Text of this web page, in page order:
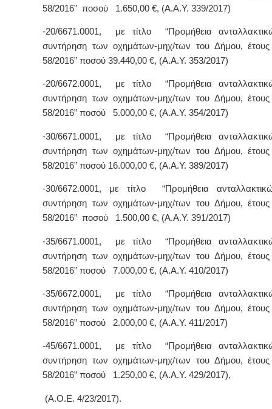
58/2016” ποσού 1.650,00 €, (Α.Α.Υ. 339/2017)
-20/6671.0001, με τίτλο “Προμήθεια
συντήρηση των οχημάτων-μηχ/των του Δήμου,
58/2016” ποσού 39.440,00 €, (Α.Α.Υ. 353/2017)
-20/6672.0001, με τίτλο “Προμήθεια
συντήρηση των οχημάτων-μηχ/των του Δήμου,
58/2016” ποσού 5.000,00 €, (Α.Α.Υ. 354/2017)
-30/6671.0001, με τίτλο “Προμήθεια
συντήρηση των οχημάτων-μηχ/των του Δήμου,
58/2016” ποσού 16.000,00 €, (Α.Α.Υ. 389/2017)
-30/6672.0001, με τίτλο “Προμήθεια
συντήρηση των οχημάτων-μηχ/των του Δήμου,
58/2016” ποσού 1.500,00 €, (Α.Α.Υ. 391/2017)
-35/6671.0001, με τίτλο “Προμήθεια
συντήρηση των οχημάτων-μηχ/των του Δήμου,
58/2016” ποσού 7.000,00 €, (Α.Α.Υ. 410/2017)
-35/6672.0001, με τίτλο “Προμήθεια
συντήρηση των οχημάτων-μηχ/των του Δήμου,
58/2016” ποσού 2.000,00 €, (Α.Α.Υ. 411/2017)
-45/6671.0001, με τίτλο “Προμήθεια
συντήρηση των οχημάτων-μηχ/των του Δήμου,
58/2016” ποσού 1.250,00 €, (Α.Α.Υ. 429/2017),
(Α.Ο.Ε. 4/23/2017).